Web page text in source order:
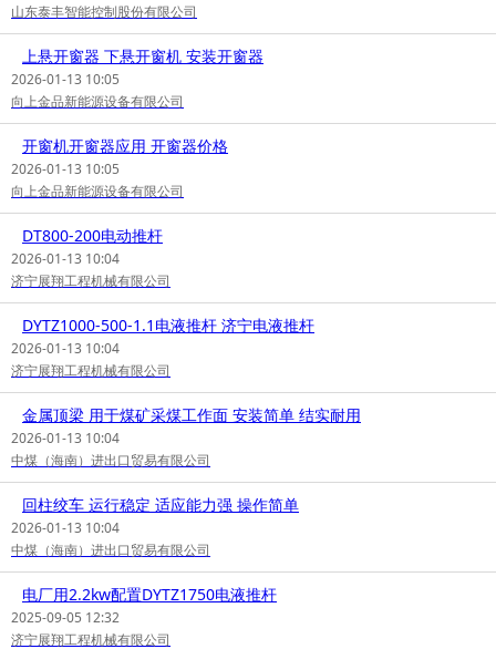
山东泰丰智能控制股份有限公司
上悬开窗器 下悬开窗机 安装开窗器
2026-01-13 10:05
向上金品新能源设备有限公司
开窗机开窗器应用 开窗器价格
2026-01-13 10:05
向上金品新能源设备有限公司
DT800-200电动推杆
2026-01-13 10:04
济宁展翔工程机械有限公司
DYTZ1000-500-1.1电液推杆 济宁电液推杆
2026-01-13 10:04
济宁展翔工程机械有限公司
金属顶梁 用于煤矿采煤工作面 安装简单 结实耐用
2026-01-13 10:04
中煤（海南）进出口贸易有限公司
回柱绞车 运行稳定 适应能力强 操作简单
2026-01-13 10:04
中煤（海南）进出口贸易有限公司
电厂用2.2kw配置DYTZ1750电液推杆
2025-09-05 12:32
济宁展翔工程机械有限公司